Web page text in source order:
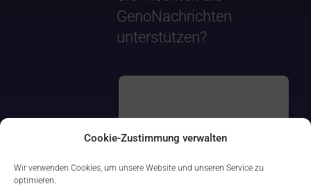
Cookie-Zustimmung verwalten
Wir verwenden Cookies, um unsere Website und unseren Service zu
optimieren.
GenoNachrichten
unterstützen?